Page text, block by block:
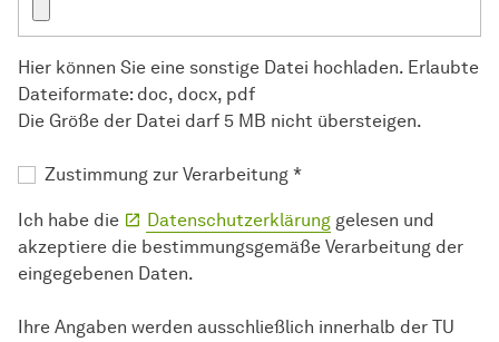
Hier können Sie eine sonstige Datei hochladen. Erlaubte
Dateiformate: doc, docx, pdf
Die Größe der Datei darf 5 MB nicht übersteigen.
Zustimmung zur Verarbeitung *
Ich habe die Datenschutzerklärung gelesen und
akzeptiere die bestimmungsgemäße Verarbeitung der
eingegebenen Daten.
Ihre Angaben werden ausschließlich innerhalb der TU